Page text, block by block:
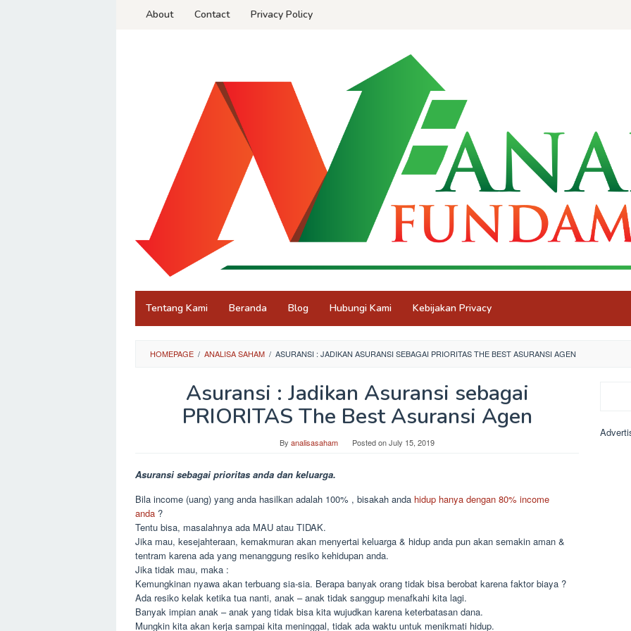
About Contact Privacy Policy
Tentang Kami Beranda Blog Hubungi Kami Kebijakan Privacy
HOMEPAGE / ANALISA SAHAM / ASURANSI : JADIKAN ASURANSI SEBAGAI PRIORITAS THE BEST ASURANSI AGEN
Asuransi : Jadikan Asuransi sebagai
PRIORITAS The Best Asuransi Agen
By analisasaham Posted onJuly 15, 2019
Asuransi sebagai prioritas anda dan keluarga.
Bila income (uang) yang anda hasilkan adalah 100% , bisakah anda hidup hanya dengan 80% income
anda ?
Tentu bisa, masalahnya ada MAU atau TIDAK.
Jika mau, kesejahteraan, kemakmuran akan menyertai keluarga & hidup anda pun akan semakin aman &
tentram karena ada yang menanggung resiko kehidupan anda.
Jika tidak mau, maka :
Kemungkinan nyawa akan terbuang sia-sia. Berapa banyak orang tidak bisa berobat karena faktor biaya ?
Ada resiko kelak ketika tua nanti, anak – anak tidak sanggup menafkahi kita lagi.
Banyak impian anak – anak yang tidak bisa kita wujudkan karena keterbatasan dana.
Mungkin kita akan kerja sampai kita meninggal, tidak ada waktu untuk menikmati hidup.